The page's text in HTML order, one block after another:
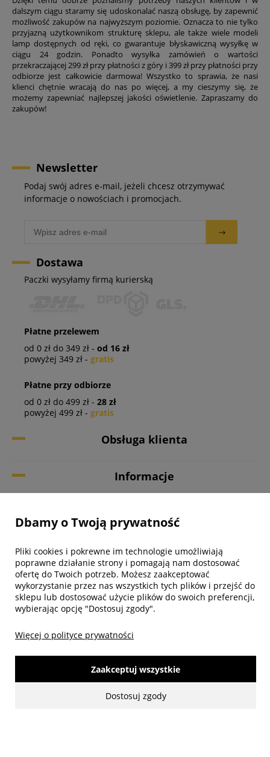
dalszym ciągu staramy się udoskonalać naszą obsługę, by zapewnić
możliwość zakupów na najwyższym poziomie. Oznacza to nie tylko
przyjazną użytkownikom strukturę sklepu, ale także wiele modeli
lamp dostępnych od ręki, co gwarantuje błyskawiczną wysyłkę w
ciągu 24 godzin. Ponadto wysyłka zamówień o wartości
przekraczającej 299 zł przy płatności z góry i 399 zł przy płatności przy
odbiorze jest całkowicie darmowa! Wszystko to sprawia, że nasi
klienci chętnie wracają do nas po więcej, a my cieszymy się, że
możemy zapewniać najlepszej jakości oświetlenie. Zapraszamy do
zakupów!
Newsletter
Podaj swój adres e-mail, jeżeli chcesz otrzymywać
informacje o nowościach i promocjach.
Dostawa
Paczki wysyłamy firmą kurierską
Płatne przelewem
od 0 zł do 349 zł - od 16 zł
powyżej 349 zł - gratis
Płatne przy odbiorze
od 0 zł do 499 zł - 28 zł
powyżej 499 zł - gratis
Obsługa klienta
Informacje
Biuro obsługi klienta
Dbamy o Twoją prywatność
Pliki cookies i pokrewne im technologie umożliwiają
poprawne działanie strony i pomagają nam dostosować
ofertę do Twoich potrzeb. Możesz zaakceptować
wykorzystanie przez nas wszystkich tych plików i przejść do
sklepu lub dostosować użycie plików do swoich preferencji,
wybierając opcję "Dostosuj zgody".
Więcej o polityce prywatności
Dostosuj zgody
Zaakceptuj wszystkie